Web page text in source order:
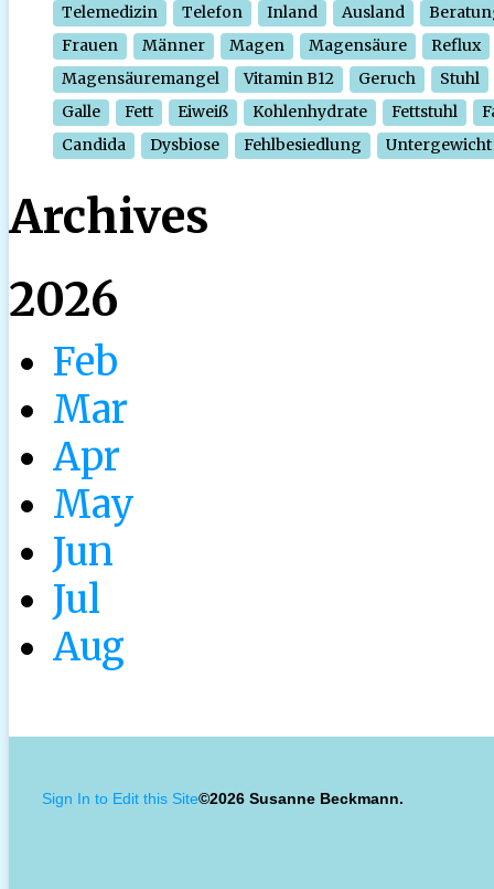
Telemedizin
Telefon Inland Ausland
Frauen
Männer Magen Magensäure
Reflux
Magensäuremangel
Vitamin B12 Geruch
Stuhl
Galle
Fett Eiweiß Kohlenhydrate Fettstuhl
Candida
Dysbiose Fehlbesiedlung Untergewicht
Archives
2026
Feb
Mar
Apr
May
Jun
Jul
Aug
Sign In to Edit this Site©2026 Susanne Beckmann.